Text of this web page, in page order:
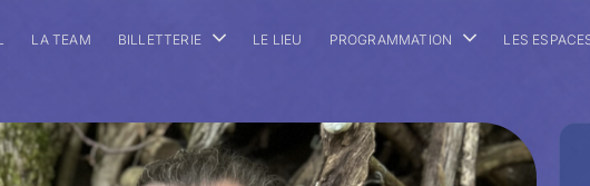
LA TEAM BILLETTERIE LE LIEU PROGRAMMATION LES